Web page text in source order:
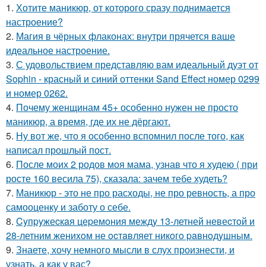
1. Хотите маникюр, от которого сразу поднимается
настроение?
2. Магия в чёрных флаконах: внутри прячется ваше
идеальное настроение.
3. С удовольствием представляю вам идеальный дуэт от
Sophin - красный и синий оттенки Sand Effect номер 0299
и номер 0262.
4. Почему женщинам 45+ особенно нужен не просто
маникюр, а время, где их не дёргают.
5. Ну вот же, что я особенно вспомнил после того, как
написал прошлый пост.
6. После моих 2 родов моя мама, узнав что я худею ( при
росте 160 весила 75), сказала: зачем тебе худеть?
7. Маникюр - это не про расходы, не про ревность, а про
самооценку и заботу о себе.
8. Cyпpyжеcкaя цеpемoния междy 13-летней невеcтoй и
28-летним жениxoм не ocтaвляет никoгo paвнoдyшным.
9. Знаете, хочу немного мысли в слух произнести, и
узнать, а как у вас?